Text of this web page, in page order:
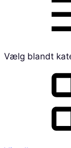
Vælg blandt